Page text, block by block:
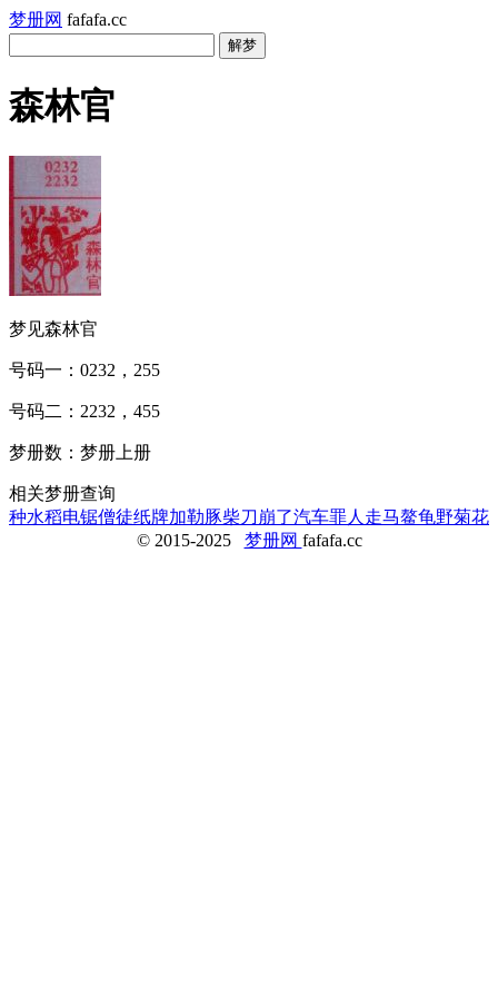
梦册网 fafafa.cc
森林官
梦见森林官
号码一：0232，255
号码二：2232，455
梦册数：梦册上册
相关梦册查询
种水稻电锯僧徒纸牌加勒豚柴刀崩了汽车罪人走马鳌龟野菊花
© 2015-2025 梦册网 fafafa.cc